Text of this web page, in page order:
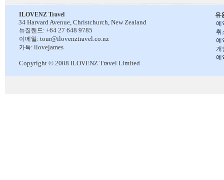
유
예
취
예
개
예
ILOVENZ Travel
34 Harvard Avenue, Christchurch, New Zealand
뉴질랜드: +64 27 648 9785
이메일: tour@ilovenztravel.co.nz
카톡: ilovejames
Copyright © 2008 ILOVENZ Travel Limited